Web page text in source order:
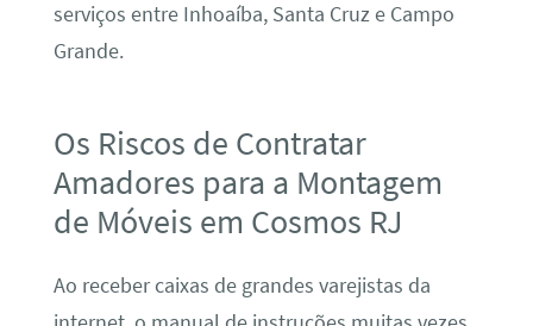
serviços entre Inhoaíba, Santa Cruz e Campo
Grande.
Os Riscos de Contratar
Amadores para a Montagem
de Móveis em Cosmos RJ
Ao receber caixas de grandes varejistas da